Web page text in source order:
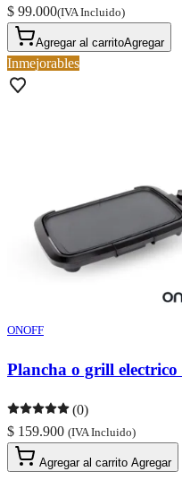
$ 99.000(IVA Incluido)
Agregar al carritoAgregar
Inmejorables
ONOFF
Plancha o grill
(0)
$ 159.900 (IVA Incluido)
Agregar al carrito Agregar